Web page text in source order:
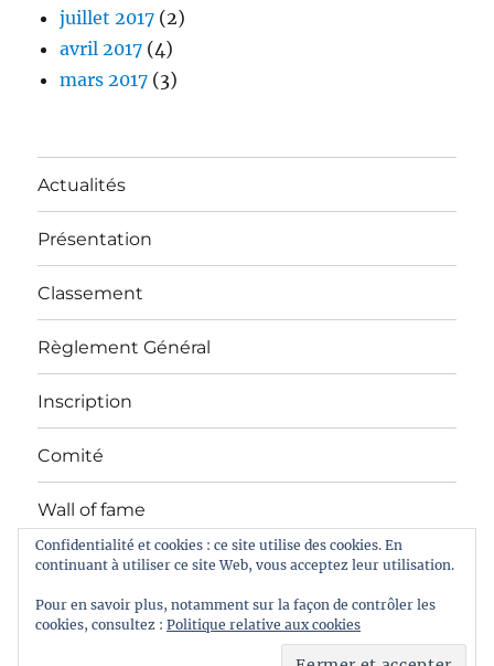
juillet 2017 (2)
avril 2017 (4)
mars 2017 (3)
Actualités
Présentation
Classement
Règlement Général
Inscription
Comité
Wall of fame
Championnat de Belgique de dégustation de vin à l'aveugle
Confidentialité et cookies : ce site utilise des cookies. En
continuant à utiliser ce site Web, vous acceptez leur utilisation.
Pour en savoir plus, notamment sur la façon de contrôler les
cookies, consultez : Politique relative aux cookies